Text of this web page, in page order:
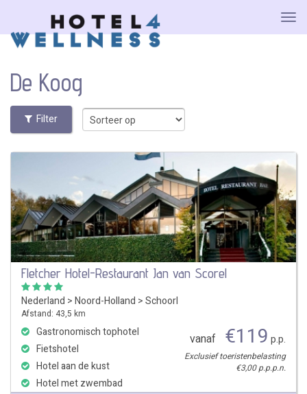
De Koog
Filter
Fletcher Hotel-Restaurant Jan van Scorel
Nederland >Noord-Holland >Schoorl
Afstand: 43,5 km
Gastronomisch tophotel
Fietshotel
Hotel aan de kust
Hotel met zwembad
vanaf €119 p.p.
Exclusief toeristenbelasting
€3,00 p.p.p.n.